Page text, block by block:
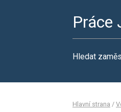
Práce
Hledat
Hlavní strana /